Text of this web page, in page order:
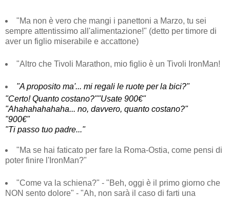
"Ma non è vero che mangi i panettoni a Marzo, tu sei
sempre attentissimo all'alimentazione!" (detto per timore di
aver un figlio miserabile e accattone)
"Altro che Tivoli Marathon, mio figlio è un Tivoli IronMan!
"A proposito ma'... mi regali le ruote per la bici?"
"Certo! Quanto costano?""Usate 900€"
"Ahahahahahaha... no, davvero, quanto costano?"
"900€"
"Ti passo tuo padre..."
"Ma se hai faticato per fare la Roma-Ostia, come pensi di
poter finire l'IronMan?"
"Come va la schiena?" - "Beh, oggi è il primo giorno che
NON sento dolore" - "Ah, non sarà il caso di farti una